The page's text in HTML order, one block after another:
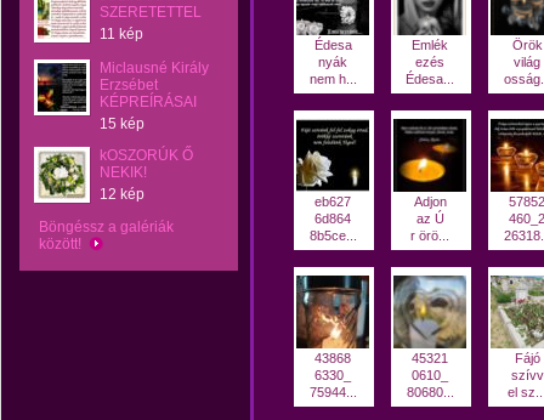
SZERETETTEL
11 kép
Miclausné Király
Erzsébet
KÉPREÍRÁSAI
15 kép
kOSZORÚK Ő
NEKIK!
12 kép
Böngéssz a galériák
között!
Édesa
nyák
nem h...
Emlék
ezés
Édesa...
Örök
világ
eb627
6d864
8b5ce...
Adjon
az Ú
r örö...
57852
460_2
43868
6330_
75944...
45321
0610_
80680...
Fájó
szívv
el